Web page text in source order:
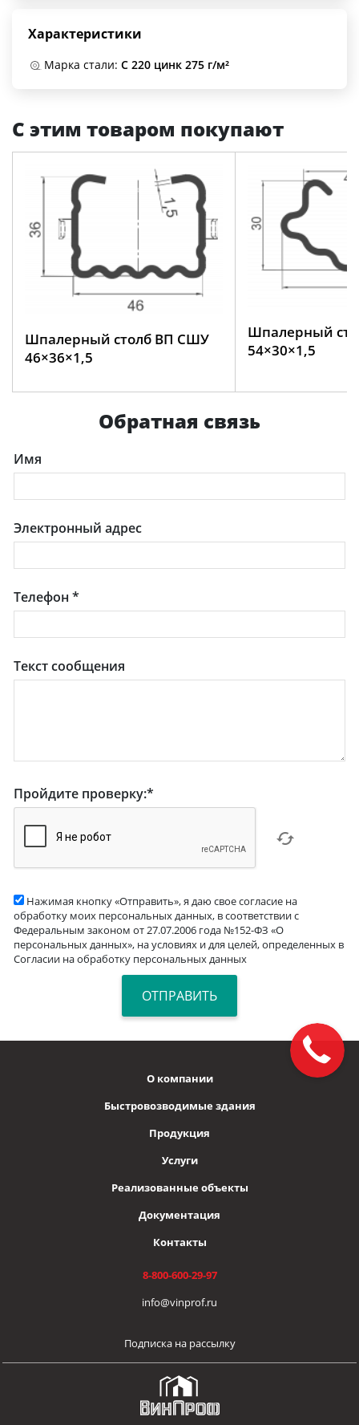
Характеристики
Марка стали: С 220 цинк 275 г/м²
С этим товаром покупают
Шпалерный столб ВП СШУ
46×36×1,5
Шпалерный
54×30×1,5
Обратная связь
Имя
Электронный адрес
Телефон*
Текст сообщения
Пройдите проверку:*
Нажимая кнопку «Отправить», я даю свое согласие на
обработку моих персональных данных, в соответствии с
Федеральным законом от 27.07.2006 года №152-ФЗ «О
персональных данных», на условиях и для целей, определенных в
Согласии на обработку персональных данных
О компании
Быстровозводимые здания
Продукция
Услуги
Реализованные объекты
Документация
Контакты
8-800-600-29-97
info@vinprof.ru
Подписка на рассылку